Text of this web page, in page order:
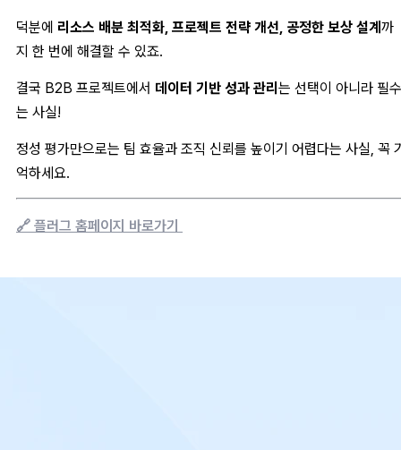
덕분에 리소스 배분 최적화, 프로젝트 전략 개선, 공정한 보상 설계 까
지 한 번에 해결할 수 있죠.
결국 B2B 프로젝트에서 데이터 기반 성과 관리 는 선택이 아니라 필
는 사실!
정성 평가만으로는 팀 효율과 조직 신뢰를 높이기 어렵다는 사실, 꼭
억하세요.
🔗 플러그 홈페이지 바로가기